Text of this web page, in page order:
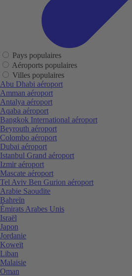
Pays populaires
Aéroports populaires
Villes populaires
Abu Dhabi aéroport
Amman aéroport
Antalya aéroport
Aqaba aéroport
Bangkok International aéroport
Beyrouth aéroport
Colombo aéroport
Dubai aéroport
Istanbul Grand aéroport
Izmir aéroport
Mascate aéroport
Tel Aviv Ben Gurion aéroport
Arabie Saoudite
Bahreïn
Émirats Arabes Unis
Israël
Japon
Jordanie
Koweït
Liban
Malaisie
Oman